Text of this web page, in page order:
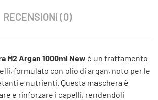
RECENSIONI (0)
M2 Argan 1000ml New è un trattamento
formulato con olio di argan, noto per le
e nutrienti. Questa maschera è
e rinforzare i capelli, rendendoli